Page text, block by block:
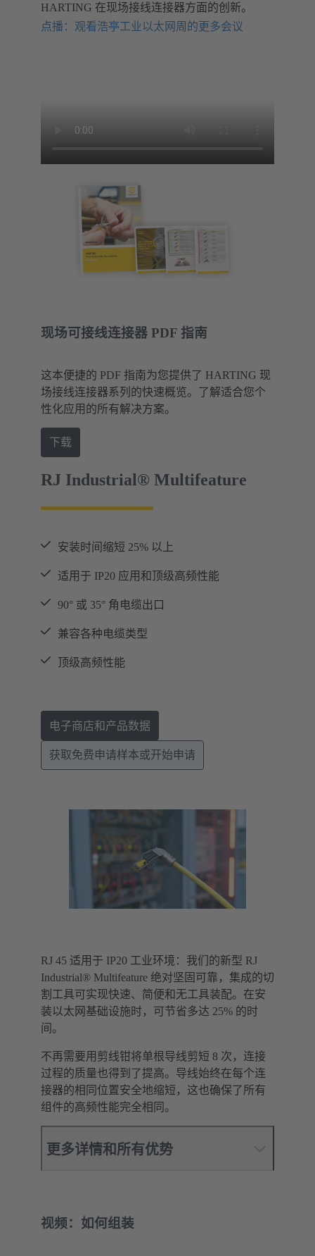
HARTING 在现场接线连接器方面的创新。
点播：观看浩亭工业以太网周的更多会议
现场可接线连接器 PDF 指南
这本便捷的 PDF 指南为您提供了 HARTING 现
场接线连接器系列的快速概览。了解适合您个
性化应用的所有解决方案。
下载
RJ Industrial® Multifeature
安装时间缩短 25% 以上
适用于 IP20 应用和顶级高频性能
90° 或 35° 角电缆出口
兼容各种电缆类型
顶级高频性能
电子商店和产品数据
获取免费申请样本或开始申请
RJ 45 适用于 IP20 工业环境：我们的新型 RJ
Industrial® Multifeature 绝对坚固可靠，集成的切
割工具可实现快速、简便和无工具装配。在安
装以太网基础设施时，可节省多达 25% 的时
间。
不再需要用剪线钳将单根导线剪短 8 次，连接
过程的质量也得到了提高。导线始终在每个连
接器的相同位置安全地缩短，这也确保了所有
组件的高频性能完全相同。
更多详情和所有优势
视频：如何组装